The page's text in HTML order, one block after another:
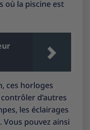
où la piscine est
ces horloges
d’autres
les éclairages
Vous pouvez ainsi